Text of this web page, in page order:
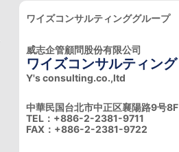
ワイズコンサルティンググループ
威志企管顧問股份有限公司
ワイズコンサルティング
Y's consulting.co.,ltd
中華民国台北市中正区襄陽路9号8F
TEL：+886-2-2381-9711
FAX：+886-2-2381-9722